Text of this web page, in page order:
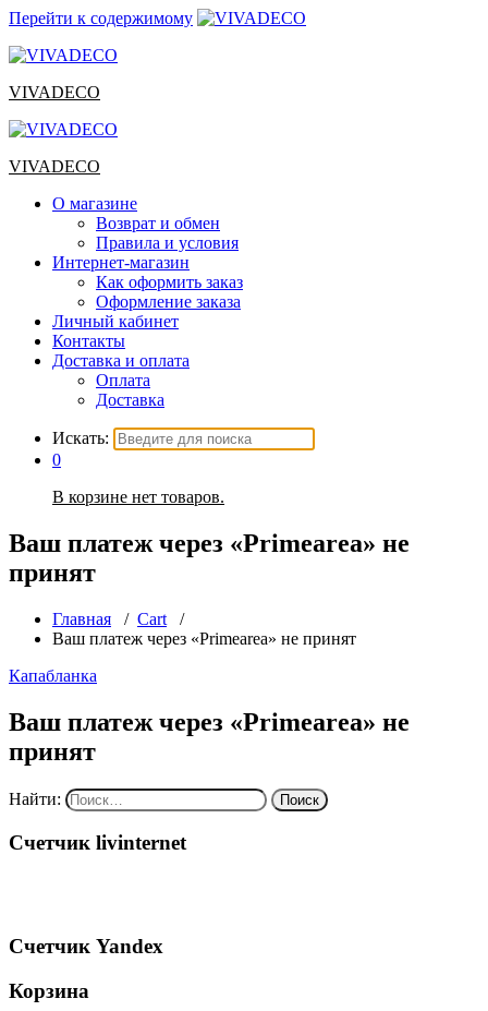
Перейти к содержимому
VIVADECO
VIVADECO
О магазине
Возврат и обмен
Правила и условия
Интернет-магазин
Как оформить заказ
Оформление заказа
Личный кабинет
Контакты
Доставка и оплата
Оплата
Доставка
Искать:
0
В корзине нет товаров.
Ваш платеж через «Primearea» не
принят
Главная / Cart /
Ваш платеж через «Primearea» не принят
Капабланка
Ваш платеж через «Primearea» не
принят
Найти:
Счетчик livinternet
Счетчик Yandex
Корзина